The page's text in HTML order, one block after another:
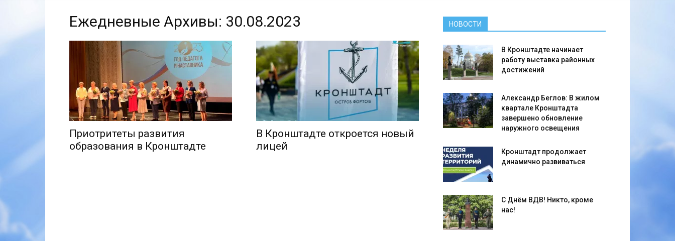
Морской
собор
Ежедневные Архивы: 30.08.2023
Приотритеты развития
образования в Кронштадте
В Кронштадте откроется новый
лицей
НОВОСТИ
В Кронштадте начинает
работу выставка районных
достижений
Александр Беглов: В жилом
квартале Кронштадта
завершено обновление
наружного освещения
Кронштадт продолжает
динамично развиваться
С Днём ВДВ! Никто, кроме
нас!